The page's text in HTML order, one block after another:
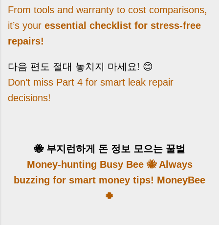
From tools and warranty to cost comparisons,
it’s your essential checklist for stress-free
repairs!
다음 편도 절대 놓치지 마세요! 😊
Don’t miss Part 4 for smart leak repair
decisions!
🐝 부지런하게 돈 정보 모으는 꿀벌
Money-hunting Busy Bee 🐝 Always
buzzing for smart money tips! MoneyBee
🍀